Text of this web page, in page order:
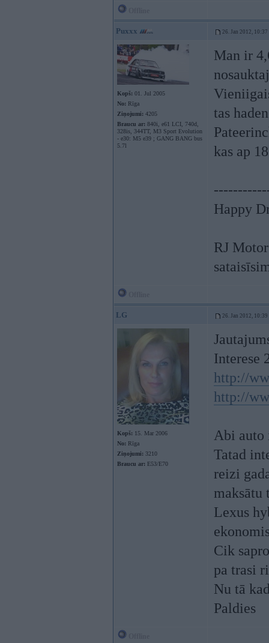
Puxxx 26. Jan 2012, 10:37
Kopš: 01. Jul 2005
No: Rīga
Ziņojumi: 4205
Braucu ar: 840i, e61 LCI, 740d,
328is, 344TT, M3 Sport Evolution
- e30: M5 e39 ; GANG BANG bus
5.7l
Man ir
tas
kas ap
Happy
RJ
LG 26. Jan 2012, 10:39
Kopš: 15. Mar 2006
No: Rīga
Ziņojumi: 3210
Braucu ar: E53/E70
Interese
http://
http://
Abi
Tatad
reizi
maksātu
Lexus
Cik
pa trasi
Nu tā
Paldies